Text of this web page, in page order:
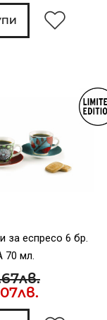
за еспресо 6 бр.
70 мл.